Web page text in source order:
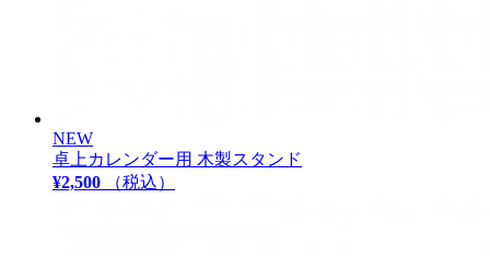
NEW
卓上カレンダー用 木製スタンド
¥2,500
（税込）